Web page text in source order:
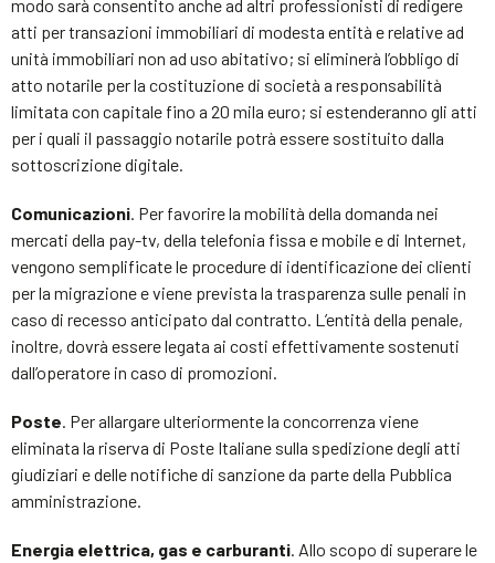
modo sarà consentito anche ad altri professionisti di redigere
atti per transazioni immobiliari di modesta entità e relative ad
unità immobiliari non ad uso abitativo; si eliminerà l’obbligo di
atto notarile per la costituzione di società a responsabilità
limitata con capitale fino a 20 mila euro; si estenderanno gli atti
per i quali il passaggio notarile potrà essere sostituito dalla
sottoscrizione digitale.
Comunicazioni. Per favorire la mobilità della domanda nei
mercati della pay-tv, della telefonia fissa e mobile e di Internet,
vengono semplificate le procedure di identificazione dei clienti
per la migrazione e viene prevista la trasparenza sulle penali in
caso di recesso anticipato dal contratto. L’entità della penale,
inoltre, dovrà essere legata ai costi effettivamente sostenuti
dall’operatore in caso di promozioni.
Poste. Per allargare ulteriormente la concorrenza viene
eliminata la riserva di Poste Italiane sulla spedizione degli atti
giudiziari e delle notifiche di sanzione da parte della Pubblica
amministrazione.
Energia elettrica, gas e carburanti. Allo scopo di superare le